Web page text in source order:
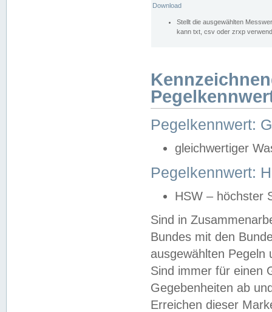
Download
Stellt die ausgewählten
kann txt, csv oder zrxp
Pegelkennwert:
gleichwertiger
Pegelkennwert:
HSW – höchster
Sind in
Bundes mit den
ausgewählten
Sind immer für einen
Gegebenheiten ab
Erreichen dieser